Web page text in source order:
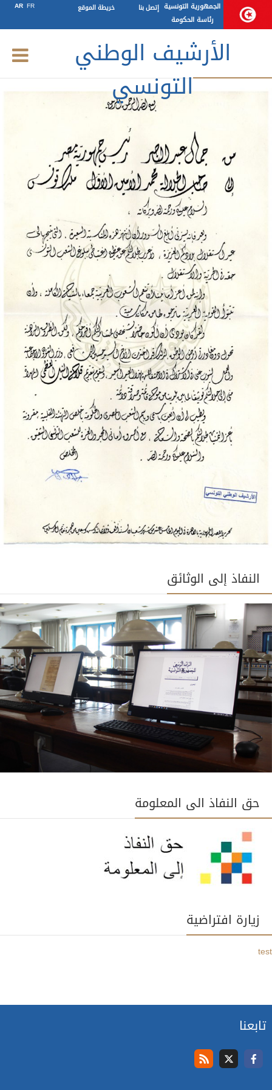
الجمهورية التونسية
رئاسة الحكومة
AR FR خريطة الموقع إتصل بنا
الأرشيف الوطني
التونسي
اتصال
وثيقة الشهر
النفاذ إلى الوثائق
حق النفاذ الى المعلومة
زيارة افتراضية
test
تابعنا